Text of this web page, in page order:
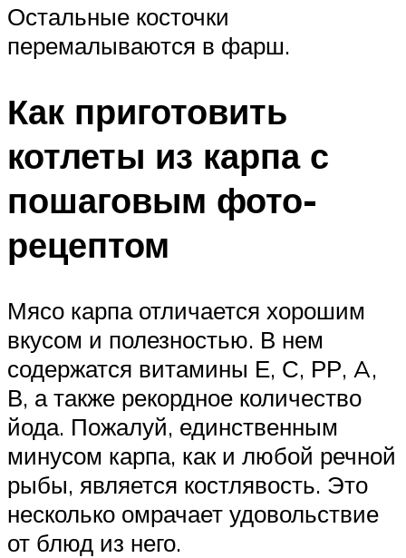
Остальные косточки
перемалываются в фарш.
Как приготовить
котлеты из карпа с
пошаговым фото-
рецептом
Мясо карпа отличается хорошим
вкусом и полезностью. В нем
содержатся витамины Е, С, РР, A,
В, а также рекордное количество
йода. Пожалуй, единственным
минусом карпа, как и любой речной
рыбы, является костлявость. Это
несколько омрачает удовольствие
от блюд из него.